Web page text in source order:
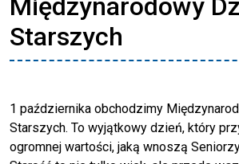
Międzynarodowy
Starszych
1 października obchodzimy
Starszych. To wyjątkowy dzień, który
ogromnej wartości, jaką wnoszą